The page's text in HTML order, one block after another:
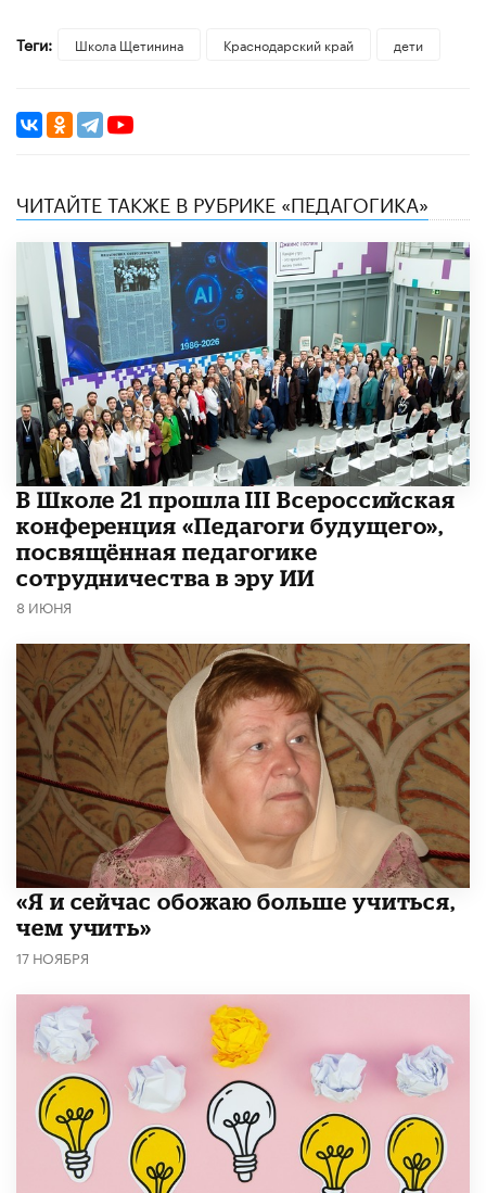
Теги: Школа Щетинина Краснодарский край дети
ЧИТАЙТЕ ТАКЖЕ В РУБРИКЕ «ПЕДАГОГИКА»
В Школе 21 прошла III Всероссийская
конференция «Педагоги будущего»,
посвящённая педагогике
сотрудничества в эру ИИ
8 ИЮНЯ
«Я и сейчас обожаю больше учиться,
чем учить»
17 НОЯБРЯ